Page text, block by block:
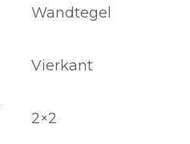
Wandtegel
Vierkant
2×2